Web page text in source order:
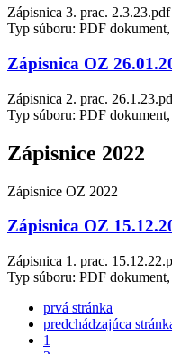
Zápisnica 3. prac. 2.3.23.pdf
Typ súboru: PDF
Zápisnica OZ
Zápisnica 2. prac.
Typ súboru: PDF
Zápisnice 2022
Zápisnice OZ 2022
Zápisnica OZ
Zápisnica 1. prac.
Typ súboru: PDF
prvá stránka
predchádzajúca
1